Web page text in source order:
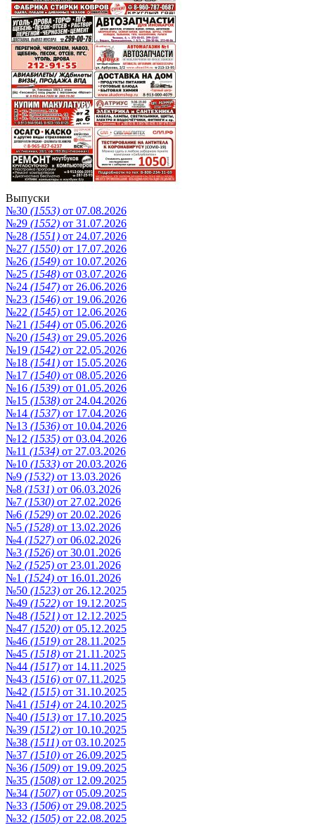
Выпуски
№30 (1553) от 07.08.2026
№29 (1552) от 31.07.2026
№28 (1551) от 24.07.2026
№27 (1550) от 17.07.2026
№26 (1549) от 10.07.2026
№25 (1548) от 03.07.2026
№24 (1547) от 26.06.2026
№23 (1546) от 19.06.2026
№22 (1545) от 12.06.2026
№21 (1544) от 05.06.2026
№20 (1543) от 29.05.2026
№19 (1542) от 22.05.2026
№18 (1541) от 15.05.2026
№17 (1540) от 08.05.2026
№16 (1539) от 01.05.2026
№15 (1538) от 24.04.2026
№14 (1537) от 17.04.2026
№13 (1536) от 10.04.2026
№12 (1535) от 03.04.2026
№11 (1534) от 27.03.2026
№10 (1533) от 20.03.2026
№9 (1532) от 13.03.2026
№8 (1531) от 06.03.2026
№7 (1530) от 27.02.2026
№6 (1529) от 20.02.2026
№5 (1528) от 13.02.2026
№4 (1527) от 06.02.2026
№3 (1526) от 30.01.2026
№2 (1525) от 23.01.2026
№1 (1524) от 16.01.2026
№50 (1523) от 26.12.2025
№49 (1522) от 19.12.2025
№48 (1521) от 12.12.2025
№47 (1520) от 05.12.2025
№46 (1519) от 28.11.2025
№45 (1518) от 21.11.2025
№44 (1517) от 14.11.2025
№43 (1516) от 07.11.2025
№42 (1515) от 31.10.2025
№41 (1514) от 24.10.2025
№40 (1513) от 17.10.2025
№39 (1512) от 10.10.2025
№38 (1511) от 03.10.2025
№37 (1510) от 26.09.2025
№36 (1509) от 19.09.2025
№35 (1508) от 12.09.2025
№34 (1507) от 05.09.2025
№33 (1506) от 29.08.2025
№32 (1505) от 22.08.2025